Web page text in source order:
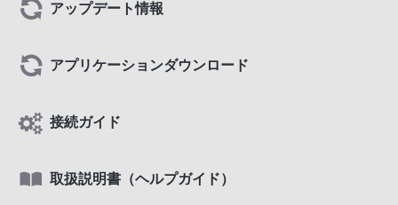
アップデート情報
アプリケーションダウンロード
接続ガイド
取扱説明書（ヘルプガイド）